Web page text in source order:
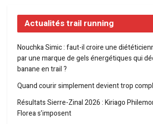
Actualités trail running
Nouchka Simic : faut-il croire une
par une marque de gels énergétiques qui
banane en trail ?
Quand courir simplement devient trop
Résultats Sierre-Zinal 2026 : Kiriago
Florea s’imposent